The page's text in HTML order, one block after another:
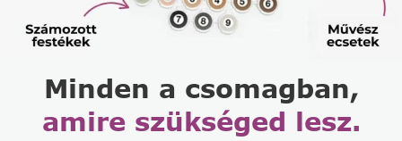
Minden a csomagban,
amire szükséged lesz.